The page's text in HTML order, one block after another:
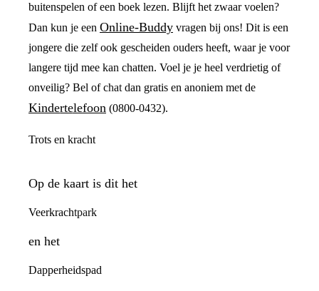
buitenspelen of een boek lezen. Blijft het zwaar voelen?
Dan kun je een Online-Buddy vragen bij ons! Dit is een
jongere die zelf ook gescheiden ouders heeft, waar je voor
langere tijd mee kan chatten. Voel je je heel verdrietig of
onveilig? Bel of chat dan gratis en anoniem met de
Kindertelefoon (0800-0432).
Trots en kracht
Op de kaart is dit het
Veerkrachtpark
en het
Dapperheidspad